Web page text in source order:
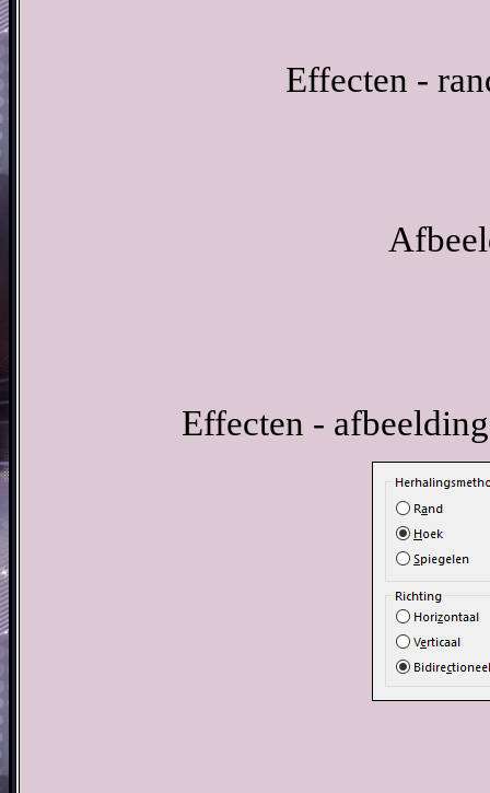
Effecten -
Effecten -